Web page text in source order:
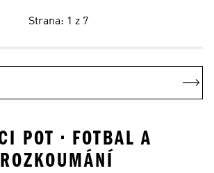
Strana: 1 z 7
POT • FOTBAL A